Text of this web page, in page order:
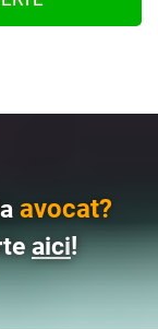
avocat?
aici!